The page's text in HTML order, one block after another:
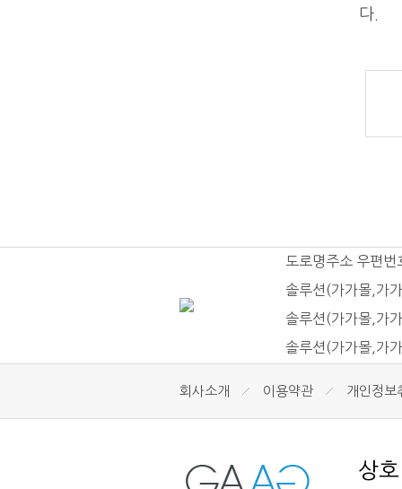
다.
도로명주소 우편
솔루션(가가몰,가
솔루션(가가몰,가
솔루션(가가몰,가
회사소개 이용약관 개인정보